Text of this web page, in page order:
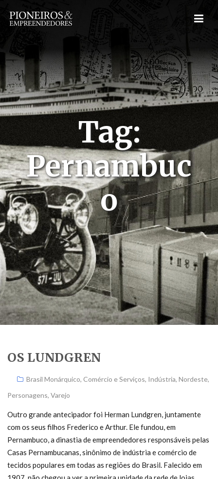
Tag:
Pernambuc
o
OS LUNDGREN
Brasil Monárquico, Comércio e Serviços, Indústria, Nordeste,
Personagens, Varejo
Outro grande antecipador foi Herman Lundgren, juntamente
com os seus filhos Frederico e Arthur. Ele fundou, em
Pernambuco, a dinastia de empreendedores responsáveis pelas
Casas Pernambucanas, sinônimo de indústria e comércio de
tecidos populares em todas as regiões do Brasil. Falecido em